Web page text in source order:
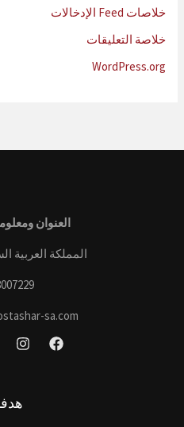
خلاصات Feed الإدخالات
خلاصة التعليقات
WordPress.org
العنوان
المملكة العربية
sa.com